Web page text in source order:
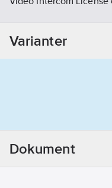
Lev. artikelnr:
Materialklass QG2800
Varianter
Dokument